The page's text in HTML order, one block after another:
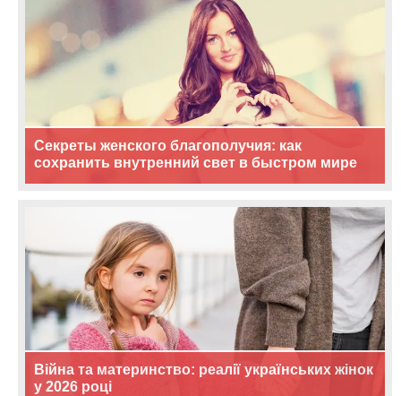
Секреты женского благополучия: как
сохранить внутренний свет в быстром мире
Війна та материнство: реалії українських жінок
у 2026 році